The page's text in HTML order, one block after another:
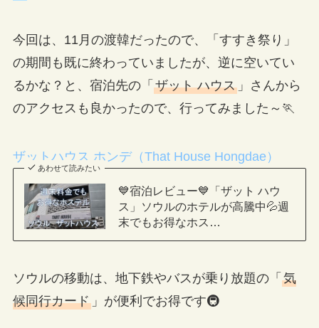
今回は、11月の渡韓だったので、「すすき祭り」
の期間も既に終わっていましたが、逆に空いてい
るかな？と、宿泊先の「 ザット ハウス」さんから
のアクセスも良かったので、行ってみました～🏃
ザットハウス ホンデ（That House Hongdae）
あわせて読みたい
💙宿泊レビュー💙「ザット ハウ
ス」ソウルのホテルが高騰中💦週
末でもお得なホス…
ソウルの移動は、地下鉄やバスが乗り放題の「 気
候同行カード」が便利でお得です🚇